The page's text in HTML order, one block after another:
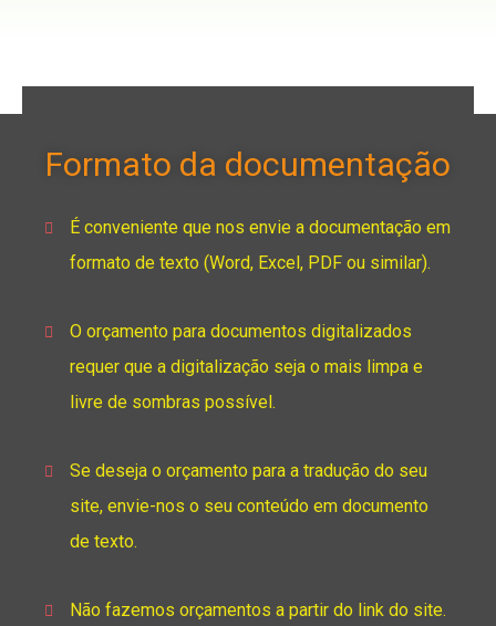
Formato da documentação
É conveniente que nos envie a documentação em
formato de texto (Word, Excel, PDF ou similar).
O orçamento para documentos digitalizados
requer que a digitalização seja o mais limpa e
livre de sombras possível.
Se deseja o orçamento para a tradução do seu
site, envie-nos o seu conteúdo em documento
de texto.
Não fazemos orçamentos a partir do link do site.